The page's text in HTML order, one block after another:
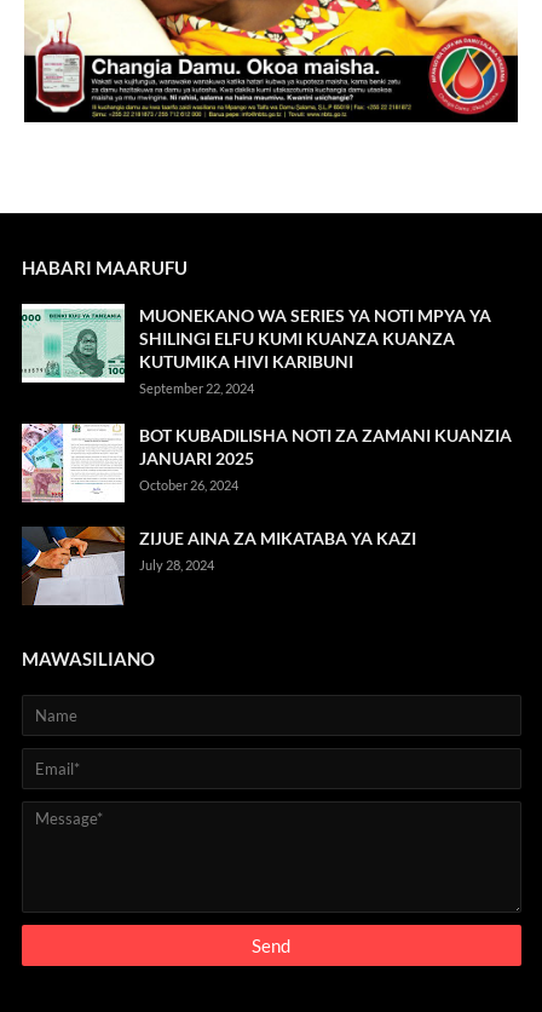
HABARI MAARUFU
MUONEKANO WA SERIES YA NOTI MPYA YA
SHILINGI ELFU KUMI KUANZA KUANZA
KUTUMIKA HIVI KARIBUNI
September 22, 2024
BOT KUBADILISHA NOTI ZA ZAMANI KUANZIA
JANUARI 2025
October 26, 2024
ZIJUE AINA ZA MIKATABA YA KAZI
July 28, 2024
MAWASILIANO